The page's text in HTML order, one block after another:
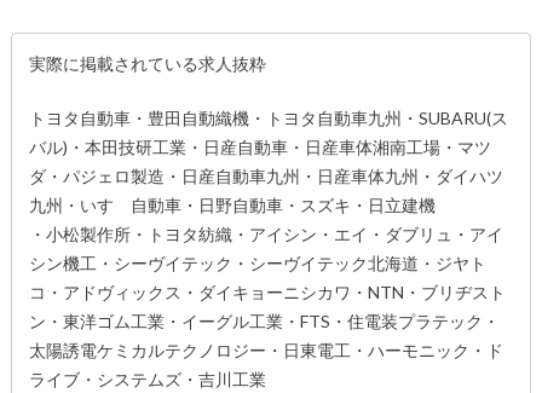
実際に掲載されている求人抜粋
トヨタ自動車・豊田自動織機・トヨタ自動車九州・SUBARU(ス
バル)・本田技研工業・日産自動車・日産車体湘南工場・マツ
ダ・パジェロ製造・日産自動車九州・日産車体九州・ダイハツ
九州・いすゞ自動車・日野自動車・スズキ・日立建機
・小松製作所・トヨタ紡織・アイシン・エイ・ダブリュ・アイ
シン機工・シーヴイテック・シーヴイテック北海道・ジヤト
コ・アドヴィックス・ダイキョーニシカワ・NTN・ブリヂスト
ン・東洋ゴム工業・イーグル工業・FTS・住電装プラテック・
太陽誘電ケミカルテクノロジー・日東電工・ハーモニック・ド
ライブ・システムズ・吉川工業